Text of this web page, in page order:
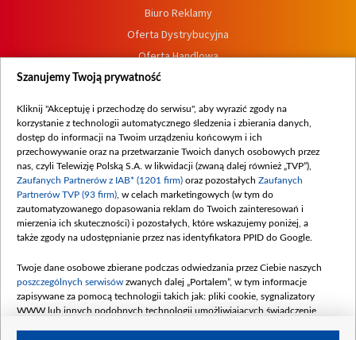
Biuro Reklamy
Oferta Dystrybucyjna
Oferta Handlowa
Dostępność
Procedura zgłoszeń wewnętrznych
Szanujemy Twoją prywatność
Kliknij "Akceptuję i przechodzę do serwisu", aby wyrazić zgody na
korzystanie z technologii automatycznego śledzenia i zbierania danych,
dostęp do informacji na Twoim urządzeniu końcowym i ich
przechowywanie oraz na przetwarzanie Twoich danych osobowych przez
nas, czyli Telewizję Polską S.A. w likwidacji (zwaną dalej również „TVP”),
Zaufanych Partnerów z IAB* (1201 firm) oraz pozostałych Zaufanych
Partnerów TVP (93 firm) , w celach marketingowych (w tym do
zautomatyzowanego dopasowania reklam do Twoich zainteresowań i
mierzenia ich skuteczności) i pozostałych, które wskazujemy poniżej, a
także zgody na udostępnianie przez nas identyfikatora PPID do Google.
Twoje dane osobowe zbierane podczas odwiedzania przez Ciebie naszych
poszczególnych serwisów zwanych dalej „Portalem”, w tym informacje
zapisywane za pomocą technologii takich jak: pliki cookie, sygnalizatory
WWW lub innych podobnych technologii umożliwiających świadczenie